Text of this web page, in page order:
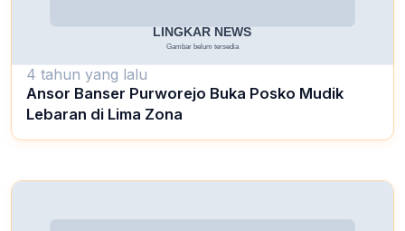
4 tahun yang lalu
Ansor Banser Purworejo Buka Posko Mudik
Lebaran di Lima Zona